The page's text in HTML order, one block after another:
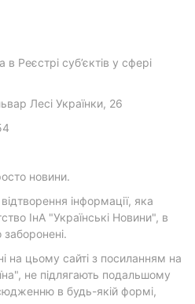
Реєстрі суб’єктів у сфері
Лесі Українки, 26
новини.
інформації, яка
ІнА "Українські Новини", в
на цьому сайті з посиланням на
не підлягають подальшому
в будь-якій формі,